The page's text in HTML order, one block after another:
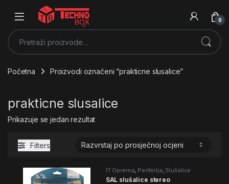
0
Pretraži:
Početna Proizvodi označeni “prakticne slusalice”
prakticne slusalice
Prikazuje se jedan rezultat
Filters
IT Oprema, Periferija, Slušalice
SAL slušalice stereo